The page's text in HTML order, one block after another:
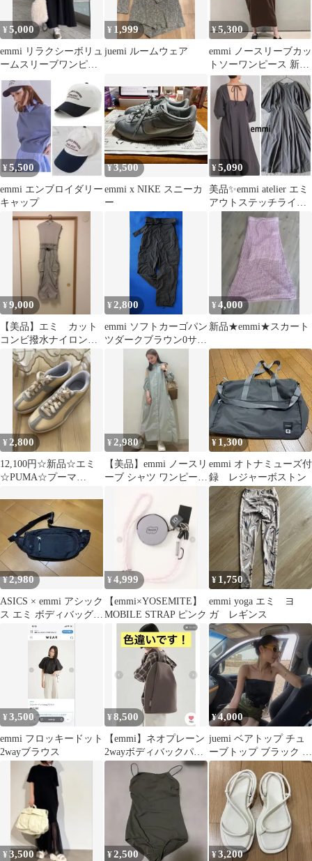
¥5,000
emmi リラクシーボリュ
ームスリーブワンピー
ス
¥ 1,999
juemi ルームウェア
¥5,300
emmi ノースリーブカッ
トソーワンピース 新品
タグ付き
¥5,500
emmi エンブロイダリー
キャップ
¥3,500
emmi x NIKE スニーカ
ー
¥5,090
美品✨emmi atelier エミ
アウトステッチライン
カットワンピース M
¥9,000
【美品】エミ カット
コンビ撥水ナイロンワ
ンピース 切り替え
ドッキング ベルト
¥ 2,800
emmi ソフトカーゴパン
ツダークブラウン0サイ
¥4,000
新品★emmi★スカート
¥ 2,800
12,100円☆新品☆エミ
☆PUMA☆プーマ
☆24cm
¥ 2,980
【美品】emmi ノースリ
ーブ シャツ ワンピース
¥ 1,300
emmi オトナミューズ付
録 レジャーボストン
¥2,980
ASICS × emmi アシック
ス エミ ボディバッグ
ウエストバッグ バッグ
¥4,999
【emmi×YOSEMITE】
MOBILE STRAP ピンク
¥ 1,750
emmi yoga エミ ヨ
ガ レギンス
¥3,500
emmi フロッキードット
2wayブラウス
¥8,500
【emmi】ネオプレーン
2wayボディバックパッ
ク
¥4,000
juemi ベアトップ チュ
ーブトップ ブラック 総
柄
¥3,500 ¥2,500 ¥3,200